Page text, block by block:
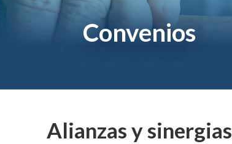
Convenios
Alianzas y sinergias